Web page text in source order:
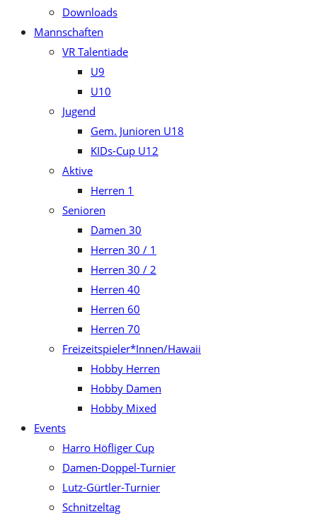
Downloads
Mannschaften
VR Talentiade
U9
U10
Jugend
Gem. Junioren U18
KIDs-Cup U12
Aktive
Herren 1
Senioren
Damen 30
Herren 30 / 1
Herren 30 / 2
Herren 40
Herren 60
Herren 70
Freizeitspieler*Innen/Hawaii
Hobby Herren
Hobby Damen
Hobby Mixed
Events
Harro Höfliger Cup
Damen-Doppel-Turnier
Lutz-Gürtler-Turnier
Schnitzeltag